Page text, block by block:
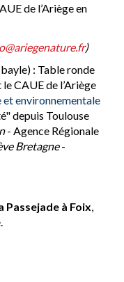
de l’Ariège en
)
: Table ronde
CAUE de l’Ariège
environnementale
depuis Toulouse
- Agence Régionale
Bretagne-
à Foix,